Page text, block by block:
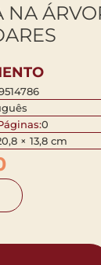
NA
0
× 13,8 cm